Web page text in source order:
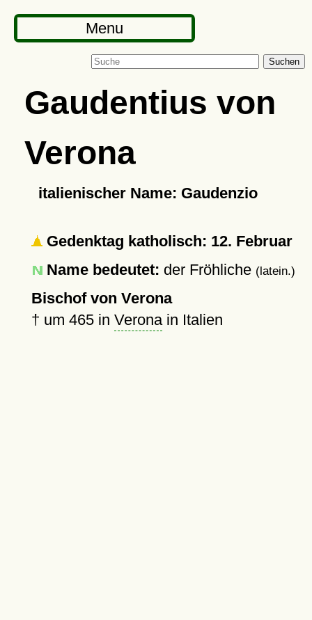
Menu
Suchen
Gaudentius von
Verona
italienischer Name: Gaudenzio
Gedenktag katholisch: 12. Februar
Name bedeutet: der Fröhliche (latein.)
Bischof von Verona
† um 465in Veronain Italien